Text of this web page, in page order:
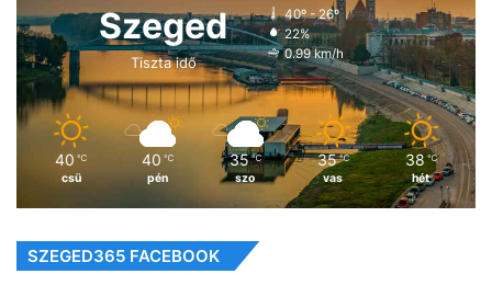
Szeged
Tiszta idő
40º - 26º
22%
0.99 km/h
40 ℃
csü
40 ℃
pén
35 ℃
szo
35 ℃
vas
38 ℃
hét
SZEGED365 FACEBOOK